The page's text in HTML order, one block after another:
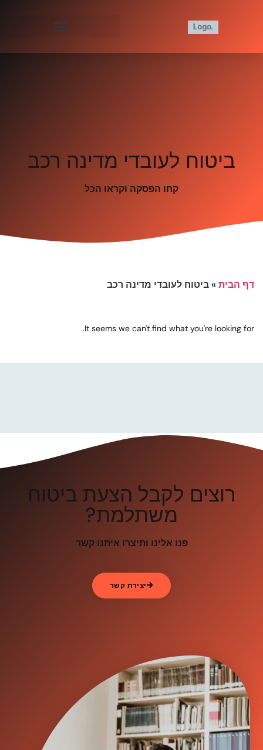
ביטוח לעובדי מדינה רכב
קחו הפסקה וקראו הכל
דף הבית»ביטוח לעובדי מדינה רכב
It seems we can't find what you're looking for.
רוצים לקבל הצעת ביטוח
משתלמת?
פנו אלינו ותיצרו איתנו קשר
יצירת קשר